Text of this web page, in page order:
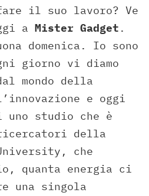
il suo lavoro? Ve
a Mister Gadget .
domenica. Io sono
giorno vi diamo
mondo della
e oggi
uno studio che è
della
che
quanta energia ci
una singola